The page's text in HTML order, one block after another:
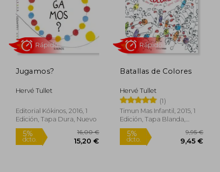
5%
dcto.
16,00 €
15,20 €
Rápido
5%
dcto. 8,30
Jugamos?
Hervé Tullet
Editorial Kókinos, 2016, 1
Edición, Tapa Dura, Nuevo
Batallas de Colores
Hervé Tullet
(1)
Timun Mas Infantil, 2015, 1
Edición, Tapa Blanda,
Nuevo